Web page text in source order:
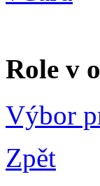
Role v
Výbor
Zpět